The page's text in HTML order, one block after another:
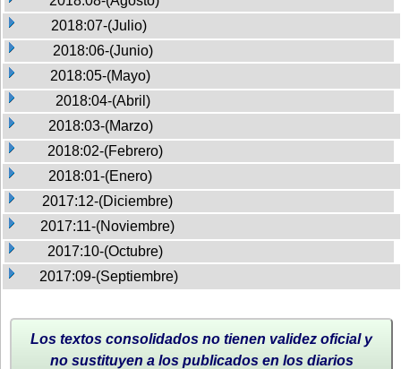
2018:07-(Julio)
2018:06-(Junio)
2018:05-(Mayo)
2018:04-(Abril)
2018:03-(Marzo)
2018:02-(Febrero)
2018:01-(Enero)
2017:12-(Diciembre)
2017:11-(Noviembre)
2017:10-(Octubre)
2017:09-(Septiembre)
Los textos consolidados no tienen validez oficial y
no sustituyen a los publicados en los diarios